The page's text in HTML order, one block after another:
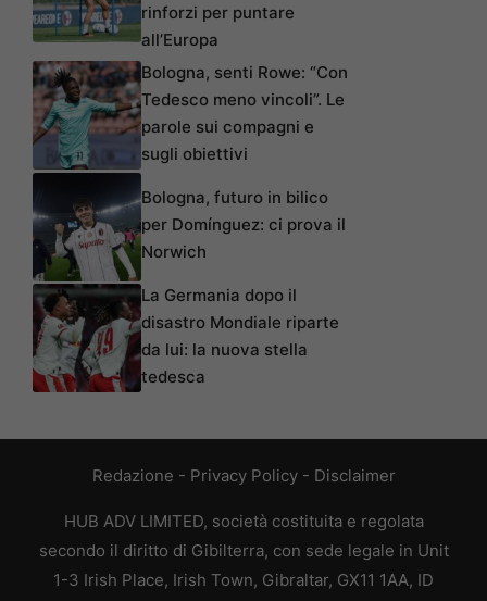
rinforzi per puntare
all’Europa
Bologna, senti Rowe: “Con
Tedesco meno vincoli”. Le
parole sui compagni e
sugli obiettivi
Bologna, futuro in bilico
per Domínguez: ci prova il
Norwich
La Germania dopo il
disastro Mondiale riparte
da lui: la nuova stella
tedesca
Redazione - Privacy Policy- Disclaimer
HUB ADV LIMITED, società costituita e regolata
secondo il diritto di Gibilterra, con sede legale in Unit
1-3 Irish Place, Irish Town, Gibraltar, GX11 1AA, ID